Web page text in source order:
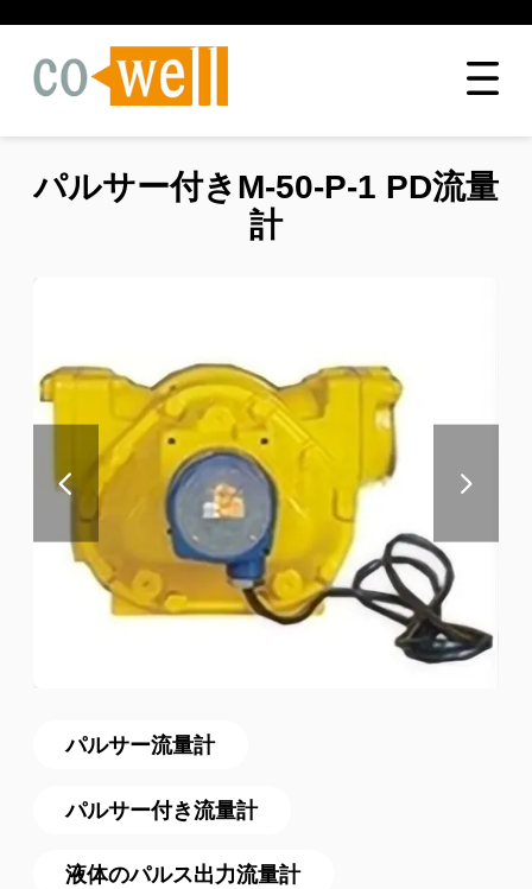
パルサー流量計
パルサー付き流量計
液体のパルス出力流量計
パルサー付きM-50-P-1 PD流量
計